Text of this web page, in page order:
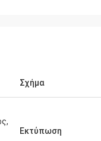
Σχήμα
Εκτύπωση